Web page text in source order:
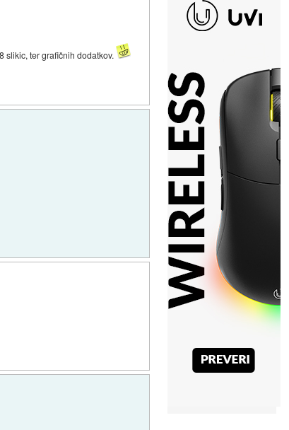
ter grafičnih dodatkov.